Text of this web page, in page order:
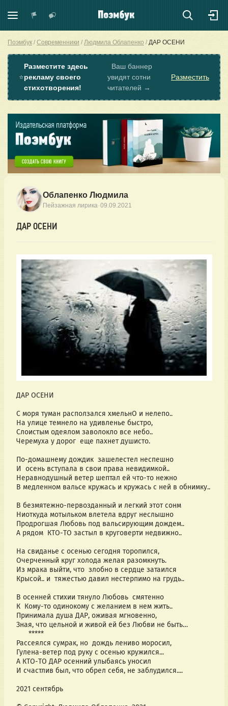
Поэмбук Современники Людмила Облапенко ДАР ОСЕНИ
⭐
Разместите здесь
рекламу своего
стихотворения!
Ваш баннер
увидят сотни
читателей →
Разместить
Облапенко Людмила
Пейзажная лирика·09.09.2021
ДАР ОСЕНИ
ДАР ОСЕНИ
С моря туман расползался хмельнО и нелепо..
На улице темнело на удивленье быстро,
Слоистым одеялом заволокло все небо..
Черемуха у дорог  еще пахнет душисто.
По-домашнему дождик  зашелестел неспешно
И  осень вступала в свои права невидимкой..
Неравнодушный ветер шептал ей что-то нежно
В медленном вальсе кружась и кружась с ней в обнимку..
В безмятежно-первозданный и легкий этот сонм
Ниоткуда мотыльком влетела вдруг неслышно
Продрогшая Любовь под вальсирующим дождем..
А рядом  КТО-ТО застыл в круговерти недвижно..
На свиданье с осенью сегодня торопился,
Очерченный круг холода желая разомкнуть.
Из мрака выйти, что  злобно в сердце затаился
Крысой.. и  тяжестью давил нестерпимо на грудь..
В осенней стихии тянуло Любовь  смятенно
К  Кому-то одинокому с желанием в нем жить..
Принимала душа ДАР, оживая мгновенно,
Зная, что цельной и живой ей без Любви не быть…
*****
Рассеялся сумрак, но  дождь лениво моросил,
Гулена-ветер под руку с осенью кружился...
А КТО-ТО ДАР осенний улыбаясь уносил
И счастлив был, что обрел себя, не заблудился....
2021 сентябрь